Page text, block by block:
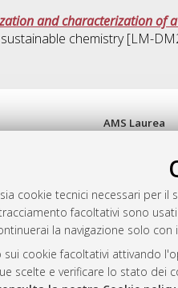
cookie tecnici necessari per
facoltativi sono
la navigazione solo con
sui cookie facoltativi attivando
scelte e verificare lo stato dei
and characterization of
chemistry [LM-
AMS Laurea
Impostazioni
Informativa
Condizioni
STUDIORUM - Università di